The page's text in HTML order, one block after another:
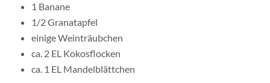
1 Banane
1/2 Granatapfel
einige Weinträubchen
ca. 2 EL Kokosflocken
ca. 1 EL Mandelblättchen